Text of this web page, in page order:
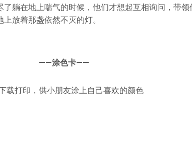
躺在地上喘气的时候，他们才想起互相询问，带领
放着那盏依然不灭的灯。
——涂色卡——
载打印，供小朋友涂上自己喜欢的颜色